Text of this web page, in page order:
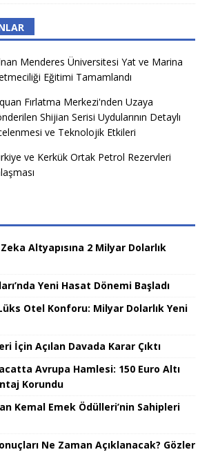
Menderes Üniversitesi Yat ve Marina
Eğitimi Tamamlandı
Fırlatma Merkezi'nden Uzaya
Shijian Serisi Uydularının Detaylı
ve Teknolojik Etkileri
ve Kerkük Ortak Petrol Rezervleri
Altyapısına 2 Milyar Dolarlık
Yeni Hasat Dönemi Başladı
Otel Konforu: Milyar Dolarlık Yeni
İçin Açılan Davada Karar Çıktı
Avrupa Hamlesi: 150 Euro Altı
Korundu
Kemal Emek Ödülleri’nin Sahipleri
Ne Zaman Açıklanacak? Gözler